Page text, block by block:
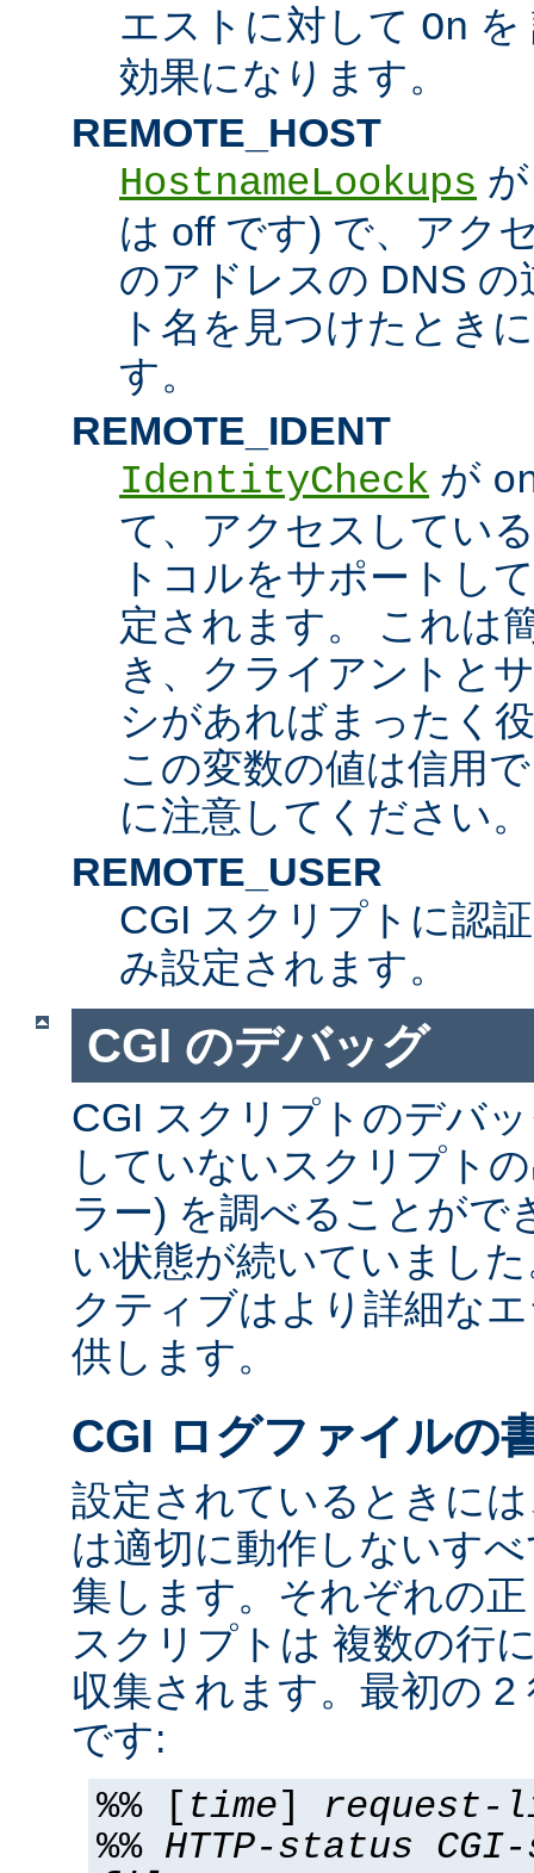
エストに対して On を
効果になります。
REMOTE_HOST
HostnameLookups
は off です) で、アク
のアドレスの DNS
ト名を見つけたとき
す。
REMOTE_IDENT
IdentityCheck が
て、アクセスしてい
トコルをサポートし
定されます。 これは
き、クライアントと
シがあればまったく
この変数の値は信用
に注意してください。
REMOTE_USER
CGI スクリプトに認
み設定されます。
CGI のデバッグ
CGI スクリプトのデバ
していないスクリプト
ラー) を調べることがで
い状態が続いていまし
クティブはより詳細な
供します。
CGI ログファイルの
設定されているときに
は適切に動作しないす
集します。それぞれの
スクリプトは 複数の行
収集されます。最初の 2
です:
%% [ time] request-
%% HTTP-status